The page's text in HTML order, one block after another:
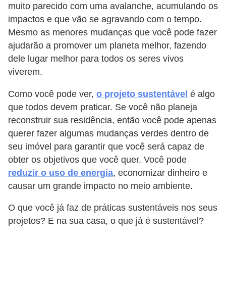
muito parecido com uma avalanche, acumulando os
impactos e que vão se agravando com o tempo.
Mesmo as menores mudanças que você pode fazer
ajudarão a promover um planeta melhor, fazendo
dele lugar melhor para todos os seres vivos
viverem.
Como você pode ver, o projeto sustentável é algo
que todos devem praticar. Se você não planeja
reconstruir sua residência, então você pode apenas
querer fazer algumas mudanças verdes dentro de
seu imóvel para garantir que você será capaz de
obter os objetivos que você quer. Você pode
reduzir o uso de energia, economizar dinheiro e
causar um grande impacto no meio ambiente.
O que você já faz de práticas sustentáveis nos seus
projetos? E na sua casa, o que já é sustentável?